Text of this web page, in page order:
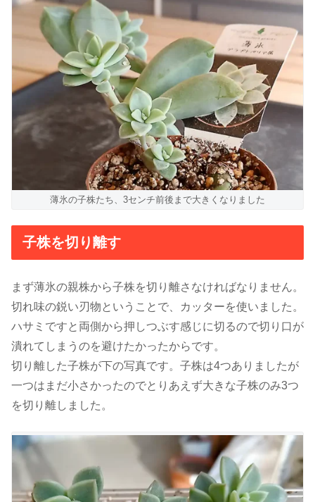
薄氷の子株たち、3センチ前後まで大きくなりました
子株を切り離す
まず薄氷の親株から子株を切り離さなければなりません。
切れ味の鋭い刃物ということで、カッターを使いました。
ハサミですと両側から押しつぶす感じに切るので切り口が
潰れてしまうのを避けたかったからです。
切り離した子株が下の写真です。子株は4つありましたが
一つはまだ小さかったのでとりあえず大きな子株のみ3つ
を切り離しました。